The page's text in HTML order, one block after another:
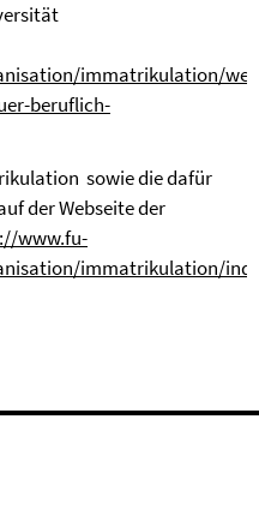
immatrikulation/
beruflich-
sowie die dafür
der Webseite der
www.fu-
immatrikulation/